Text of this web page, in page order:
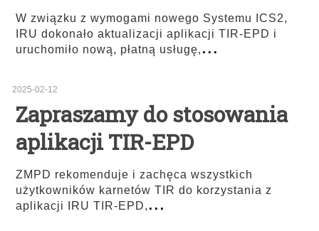
W związku z wymogami nowego Systemu ICS2,
IRU dokonało aktualizacji aplikacji TIR-EPD i
uruchomiło nową, płatną usługę,...
2025-02-12
Zapraszamy do stosowania
aplikacji TIR-EPD
ZMPD rekomenduje i zachęca wszystkich
użytkowników karnetów TIR do korzystania z
aplikacji IRU TIR-EPD,...